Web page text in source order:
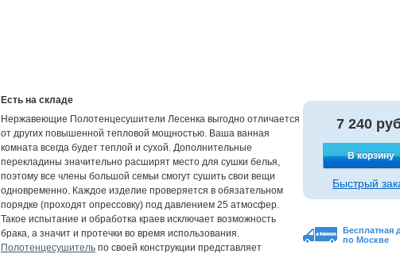
Есть на складе
Нержавеющие Полотенцесушители Лесенка выгодно отличается
от других повышенной тепловой мощностью. Ваша ванная
комната всегда будет теплой и сухой. Дополнительные
перекладины значительно расширят место для сушки белья,
поэтому все члены большой семьи смогут сушить свои вещи
одновременно. Каждое изделие проверяется в обязательном
порядке (проходят опрессовку) под давлением 25 атмосфер.
Такое испытание и обработка краев исключает возможность
брака, а значит и протечки во время использования.
Полотенцесушитель по своей конструкции представляет
7 240
В корзину
Быстрый
Бесплатная
по Москве